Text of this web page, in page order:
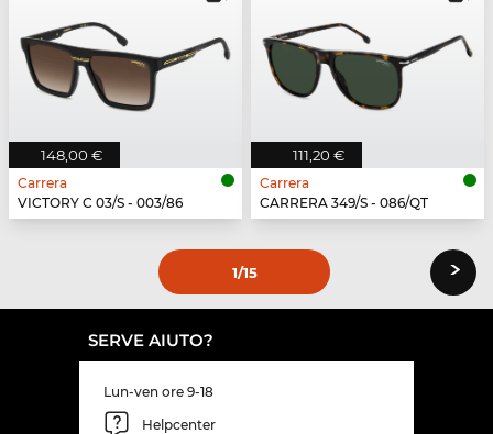
148,00 €
Carrera
VICTORY C 03/S - 003/86
111,20 €
Carrera
CARRERA 349/S - 086/QT
1/15 ›
SERVE AIUTO?
Lun-ven ore 9-18
Helpcenter